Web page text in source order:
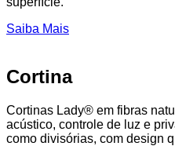
Saiba Mais
Cortina
Cortinas Lady® em fibras
acústico, controle de luz e
como divisórias, com design